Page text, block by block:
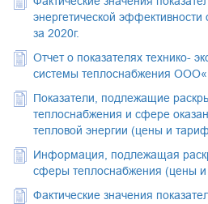
энергетической
за 2020г.
Отчет о показателях технико-
системы теплоснабжения
Показатели, подлежащие
теплоснабжения и сфере
тепловой энергии (цены и
Информация, подлежащая
сферы теплоснабжения (цены и
Фактические значения